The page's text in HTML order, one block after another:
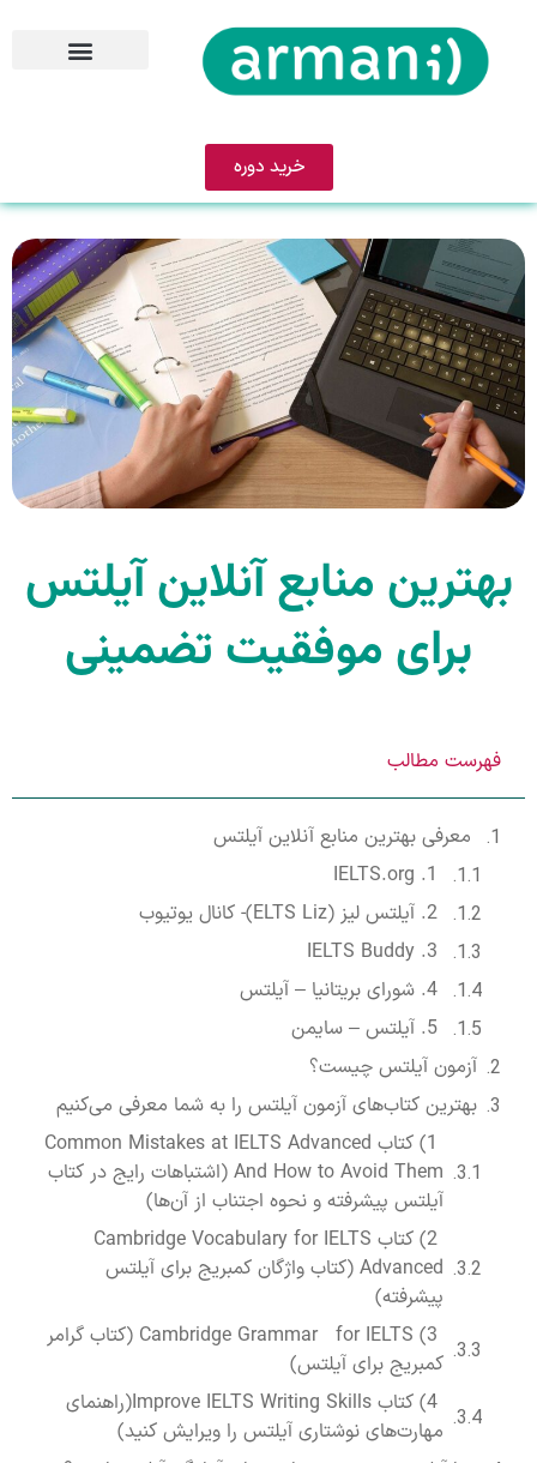
خرید دوره
بهترین منابع آنلاین آیلتس
برای موفقیت تضمینی
فهرست مطالب
معرفی بهترین منابع آنلاین آیلتس
آزمون آیلتس چیست؟
بهترین کتاب‌های آزمون آیلتس را به شما معرفی می‌کنیم
1) کتاب Common Mistakes at IELTS Advanced
And How to Avoid Them (اشتباهات رایج در کتاب
آیلتس پیشرفته و نحوه اجتناب از آن‌ها)
2) کتاب Cambridge Vocabulary for IELTS
Advanced (کتاب واژگان کمبریج برای آیلتس
پیشرفته)
3) Cambridge Grammar for IELTS (کتاب گرامر
کمبریج برای آیلتس)
4) کتاب Improve IELTS Writing Skills(راهنمای
مهارت‌های نوشتاری آیلتس را ویرایش کنید)